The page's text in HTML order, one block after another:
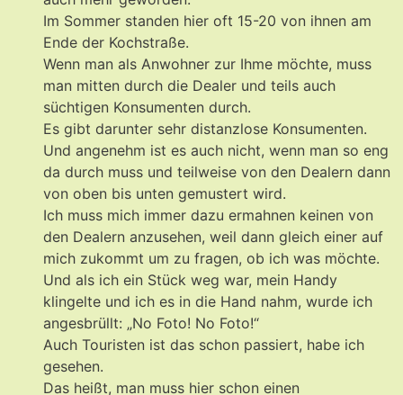
Im Sommer standen hier oft 15-20 von ihnen am
Ende der Kochstraße.
Wenn man als Anwohner zur Ihme möchte, muss
man mitten durch die Dealer und teils auch
süchtigen Konsumenten durch.
Es gibt darunter sehr distanzlose Konsumenten.
Und angenehm ist es auch nicht, wenn man so eng
da durch muss und teilweise von den Dealern dann
von oben bis unten gemustert wird.
Ich muss mich immer dazu ermahnen keinen von
den Dealern anzusehen, weil dann gleich einer auf
mich zukommt um zu fragen, ob ich was möchte.
Und als ich ein Stück weg war, mein Handy
klingelte und ich es in die Hand nahm, wurde ich
angesbrüllt: „No Foto! No Foto!“
Auch Touristen ist das schon passiert, habe ich
gesehen.
Das heißt, man muss hier schon einen